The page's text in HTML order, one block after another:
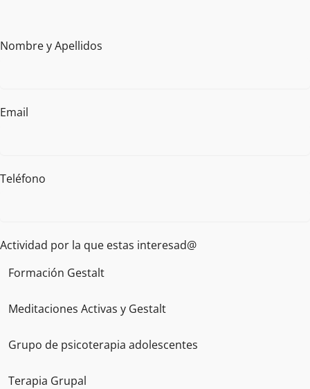
Nombre y Apellidos
Email
Teléfono
Actividad por la que estas interesad@
Formación Gestalt
Meditaciones Activas y Gestalt
Grupo de psicoterapia adolescentes
Terapia Grupal